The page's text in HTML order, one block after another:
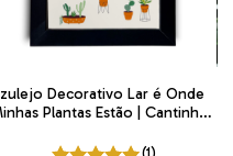
Decorativo Lar é Onde
Plantas Estão | Cantinho